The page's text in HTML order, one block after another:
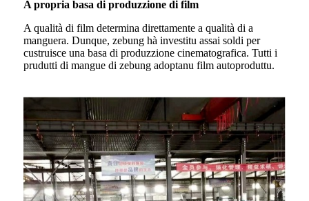
A propria basa di produzzione di film
A qualità di film determina direttamente a qualità di a
manguera. Dunque, zebung hà investitu assai soldi per
custruisce una basa di produzzione cinematografica. Tutti i
prudutti di mangue di zebung adoptanu film autoproduttu.